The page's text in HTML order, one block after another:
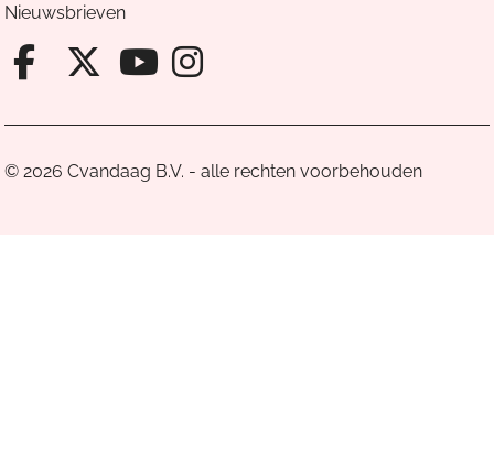
Nieuwsbrieven
Facebook van Cvandaag
X van Cvandaag
Instagram van
© 2026 Cvandaag B.V. - alle rechten voorbehouden